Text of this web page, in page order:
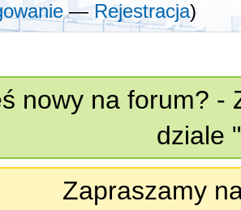
—Rejestracja)
nowy na forum? -
dziale
Zapraszamy